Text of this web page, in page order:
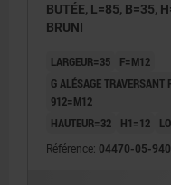
BUTÉE, L=85, B=35,
BRUNI
LARGEUR=35
F=M12
G ALÉSAGE
912=M12
HAUTEUR=32
H1=12
Référence: 04470-05-